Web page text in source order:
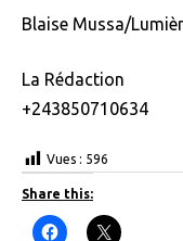
Blaise Mussa/
La Rédaction
+243850710634
Vues : 596
Share this:
C C